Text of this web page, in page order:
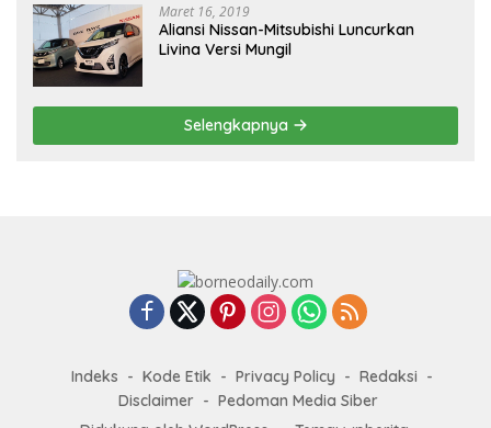
Maret 16, 2019
Aliansi Nissan-Mitsubishi Luncurkan
Livina Versi Mungil
Selengkapnya
Indeks Kode Etik Privacy Policy
Redaksi
Disclaimer
Pedoman Media Siber